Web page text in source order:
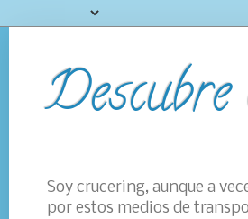
Soy crucering, aunque a
por estos medios de